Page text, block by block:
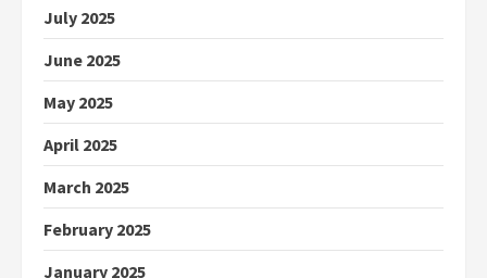
July 2025
June 2025
May 2025
April 2025
March 2025
February 2025
January 2025